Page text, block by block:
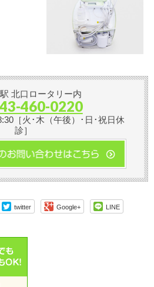
北口ロータリー内
460-0220
［火･木（午後）･日･祝日休
診］
twitter Google+ LINE